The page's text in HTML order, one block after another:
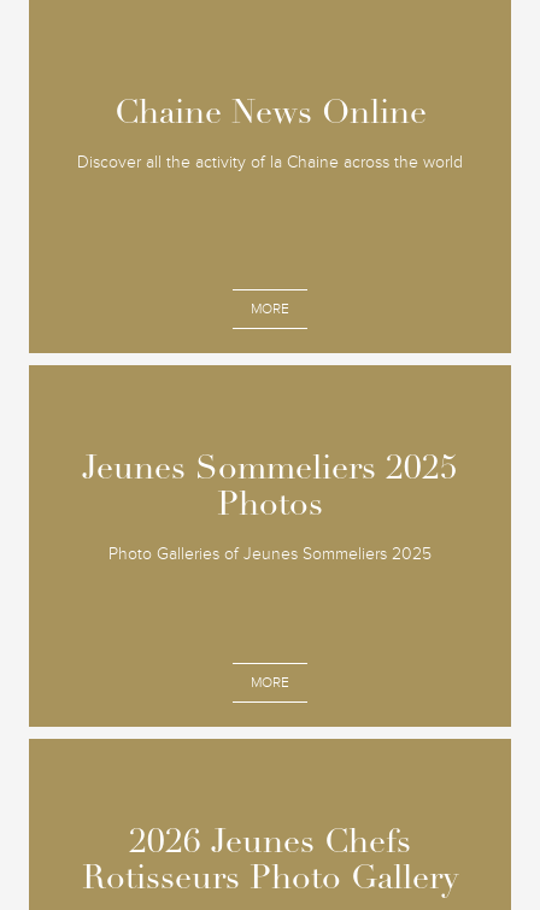
Chaine News Online
Discover all the activity of la Chaine across the world
MORE
Chaine News Online
Jeunes Sommeliers 2025
Photos
Photo Galleries of Jeunes Sommeliers 2025
MORE
Jeunes Sommeliers 2025
Photos
2026 Jeunes Chefs
Rotisseurs Photo Gallery
2026 Jeunes Chefs
Rotisseurs Photo Gallery